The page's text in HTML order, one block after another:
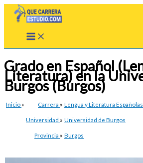
Grado en Español
Literatura) en la
Burgos (Burgos)
Inicio » Carrera » Lengua y Literatura Españolas
Universidad » Universidad de Burgos
Provincia » Burgos